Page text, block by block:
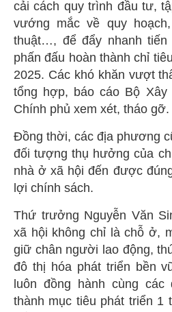
cải cách quy trình đầu tư,
vướng mắc về quy
thuật…, để đẩy nhanh
phấn đấu hoàn thành chỉ
2025. Các khó khăn vượt
tổng hợp, báo cáo Bộ
Chính phủ xem xét, tháo gỡ.
Đồng thời, các địa phương
đối tượng thụ hưởng của
nhà ở xã hội đến được
lợi chính sách.
Thứ trưởng Nguyễn Văn
xã hội không chỉ là chỗ ở,
giữ chân người lao động,
đô thị hóa phát triển bền
luôn đồng hành cùng
thành mục tiêu phát triển 1